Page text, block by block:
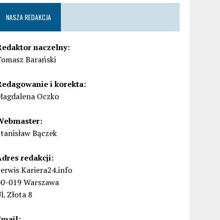
NASZA REDAKCJA
naczelny:
Barański
i korekta:
Oczko
Bączek
redakcji:
Kariera24.info
019 Warszawa
Złota 8